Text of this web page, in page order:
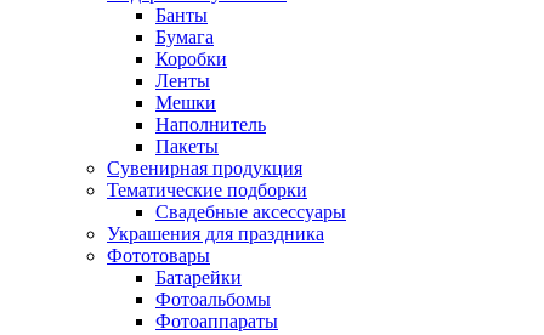
Банты
Бумага
Коробки
Ленты
Мешки
Наполнитель
Пакеты
Сувенирная продукция
Тематические подборки
Свадебные аксессуары
Украшения для праздника
Фототовары
Батарейки
Фотоальбомы
Фотоаппараты